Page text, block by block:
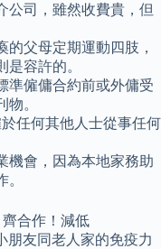
公司，雖然收費貴，但
父母定期運動四肢，
容許的。
準僱傭合約前或外傭受
。
任何其他人士從事任何
機會，因為本地家務助
合作！減低
朋友同老人家的免疫力